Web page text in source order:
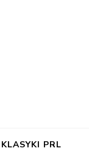
KLASYKI PRL